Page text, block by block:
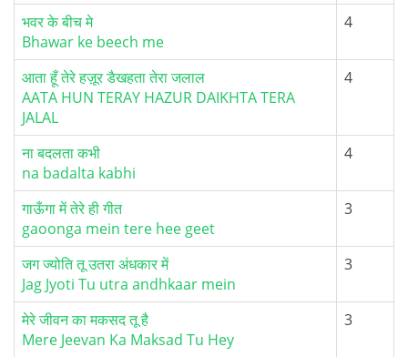
भवर के बीच मे
Bhawar ke beech me
4
आता हूँ तेरे हज़ूर डैखहता तेरा जलाल
AATA HUN TERAY HAZUR DAIKHTA TERA
JALAL
4
ना बदलता कभी
na badalta kabhi
4
गाऊँगा में तेरे ही गीत
gaoonga mein tere hee geet
3
जग ज्योति तू उतरा अंधकार में
Jag Jyoti Tu utra andhkaar mein
3
मेरे जीवन का मकसद तू है
Mere Jeevan Ka Maksad Tu Hey
3